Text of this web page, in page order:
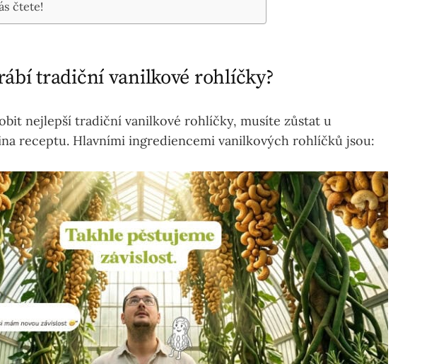
čtete!
tradiční vanilkové rohlíčky?
nejlepší tradiční vanilkové rohlíčky, musíte zůstat u
klasického babiččina receptu. Hlavními ingrediencemi vanilkových rohlíčků jsou: